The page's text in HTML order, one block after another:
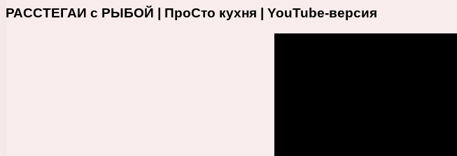
РАССТЕГАИ с РЫБОЙ | ПроСто кухня | YouTube-версия